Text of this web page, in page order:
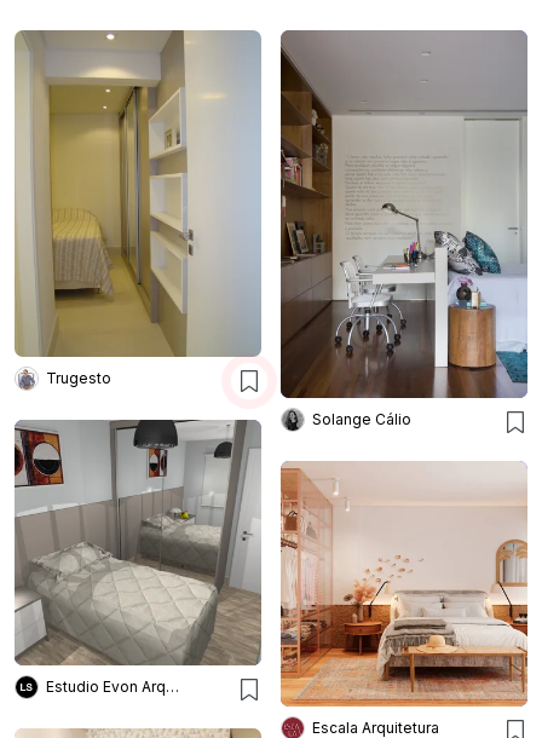
Trugesto
Solange Cálio
Estudio Evon Arquitetura
Escala Arquitetura